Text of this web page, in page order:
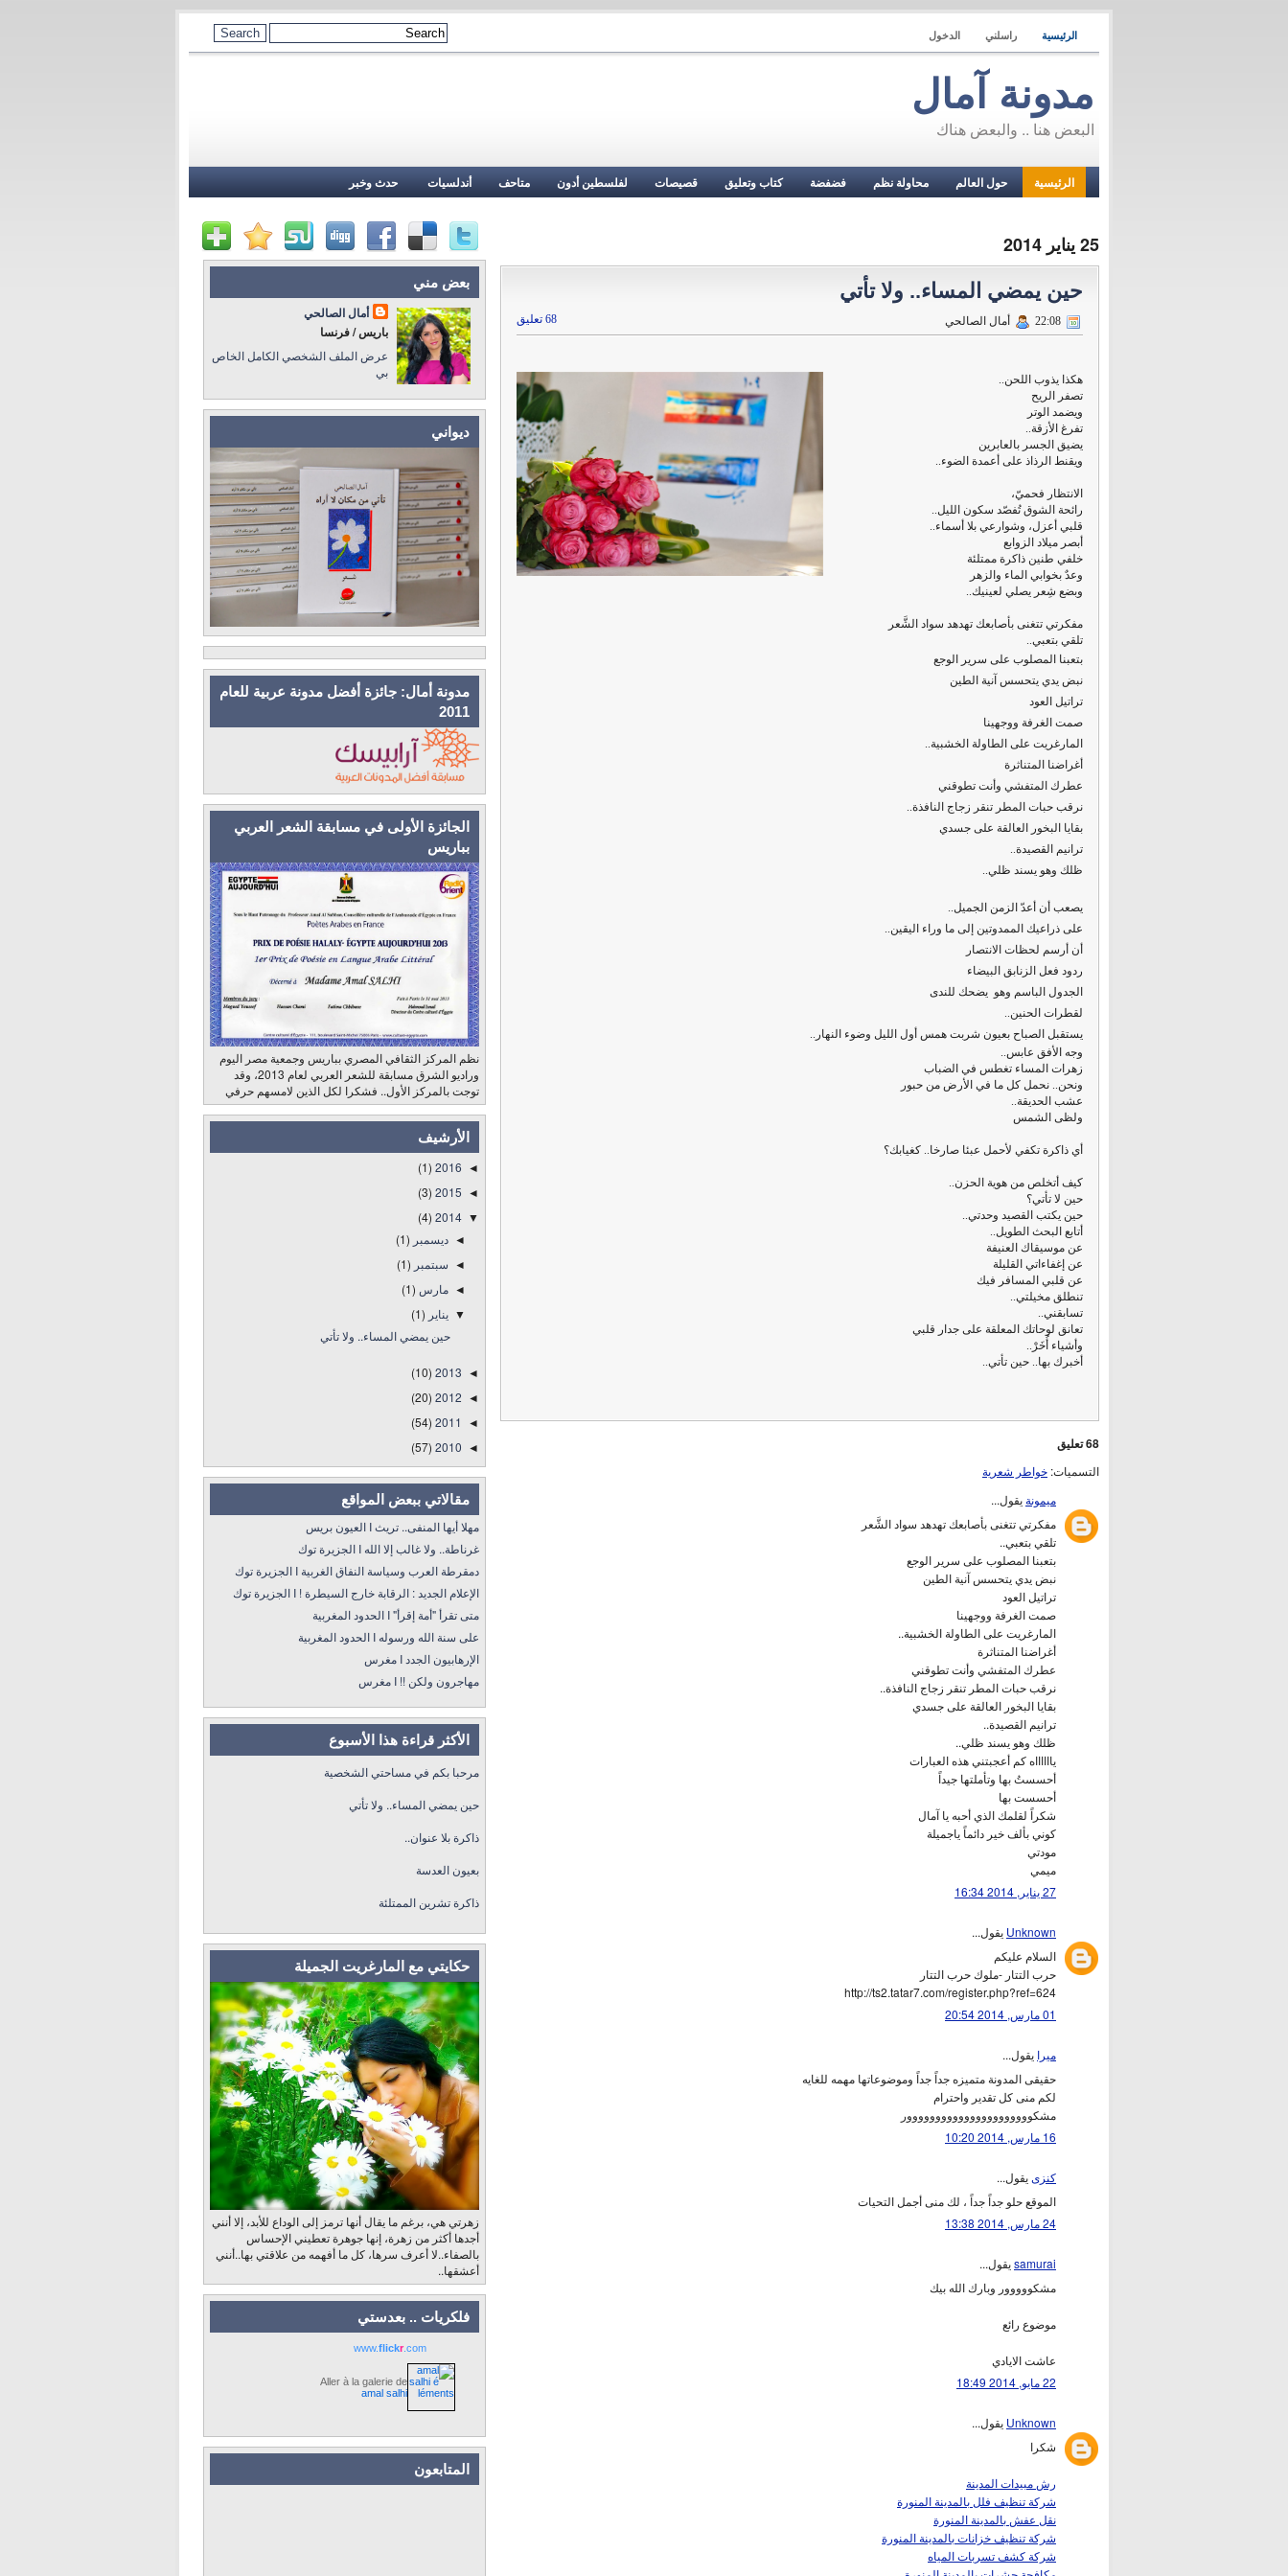
الرئيسية راسلني الدخول
مدونة آمال
البعض هنا .. والبعض هناك
الرئيسية حول العالم محاولة نظم فضفضة كتاب وتعليق قصيصات لفلسطين أدون متاحف أندلسيات حدث وخبر
25 يناير 2014
حين يمضي المساء.. ولا تأتي
68 تعليق أمال الصالحي
هكذا يذوب اللحن..
تصفر الريح
ويضمد الوتر
تفرغ الأزقة..
يضيق الجسر بالعابرين
ويقنط الرذاذ على أعمدة الضوء..
الانتظار فحميّ،
رائحة الشوق تُفصّد سكون الليل..
قلبي أعزل، وشوارعي بلا أسماء..
أبصر ميلاد الزوابع
خلفي طنين ذاكرة ممتلئة
وعدٌ بخوابي الماء والزهر
وبضع شِعر يصلي لعينيك..
مفكرتي تتغنى بأصابعك تهدهد سواد الشَّعر
تلقي بتعبي..
بتعبنا المصلوب على سرير الوجع
نبض يدي يتحسس آنية الطين
تراتيل العود
صمت الغرفة ووجهينا
المارغريت على الطاولة الخشبية..
أغراضنا المتناثرة
عطرك المتفشي وأنت تطوقني
نرقب حبات المطر تنقر زجاج النافذة..
بقايا البخور العالقة على جسدي
ترانيم القصيدة..
ظلك وهو يسند ظلي..
يصعب أن أعدّ الزمن الجميل..
على ذراعيك الممدوتين إلى ما وراء اليقين..
أن أرسم لحظات الانتصار
ردود فعل الزنابق البيضاء
الجدول الباسم وهو يضحك للندى
لقطرات الحنين..
يستقبل الصباح بعيون شربت همس أول الليل وضوء النهار..
وجه الأفق عابس..
زهرات المساء تغطس في الضباب
ونحن.. نحمل كل ما في الأرض من حبور
عشب الحديقة..
ولظى الشمس
أي ذاكرة تكفي لأحمل عبئا صارخا.. كغيابك؟
كيف أتخلص من هوية الحزن..
حين لا تأتي؟
حين يكتب القصيد وحدتي..
أتابع البحث الطويل..
عن موسيقاك العنيفة
عن إغفاءاتي القليلة
عن قلبي المسافر فيك
تنطلق مخيلتي..
تسابقني..
تعانق لوحاتك المعلقة على جدار قلبي
وأشياء أُخَرْ..
أخبرك بها.. حين تأتي..
68 تعليق
التسميات: خواطر شعرية
ميمونةيقول...
مفكرتي تتغنى بأصابعك تهدهد سواد الشَّعر
تلقي بتعبي..
بتعبنا المصلوب على سرير الوجع
نبض يدي يتحسس آنية الطين
تراتيل العود
صمت الغرفة ووجهينا
المارغريت على الطاولة الخشبية..
أغراضنا المتناثرة
عطرك المتفشي وأنت تطوقني
نرقب حبات المطر تنقر زجاج النافذة..
بقايا البخور العالقة على جسدي
ترانيم القصيدة..
ظلك وهو يسند ظلي..
يااااااه كم أعجبتني هذه العبارات
أحسستُ بها وتأملتها جيداً
أحسست بها
شكراً لقلمك الذي أحبه يا آمال
كوني بألف خير دائماً ياجميلة
مودتي
ميمي
27 يناير, 2014 16:34
Unknown يقول...
السلام عليكم
حرب التتار -ملوك حرب التتار
http://ts2.tatar7.com/register.php?ref=624
01 مارس, 2014 20:54
ميرا يقول...
حقيقى المدونة متميزه جداً جداً وموضوعاتها مهمه للغايه
لكم منى كل تقدير واحترام
مشكوووووووووووووووووووووور
16 مارس, 2014 10:20
كنزىيقول...
الموقع حلو جداً جداً ، لك منى أجمل التحيات
24 مارس, 2014 13:38
samuraiيقول...
مشكووووور وبارك الله بيك
موضوع رائع
عاشت الايادي
22 مايو, 2014 18:49
Unknown يقول...
شكرا
رش مبيدات المدينة
شركة تنظيف فلل بالمدينة المنورة
نقل عفش بالمدينة المنورة
شركة تنظيف خزانات بالمدينة المنورة
شركة كشف تسربات المياه
بعض مني
أمال الصالحي
باريس / فرنسا
عرض الملف الشخصي الكامل الخاص
بي
ديواني
مدونة أمال: جائزة أفضل مدونة عربية للعام
2011
الجائزة الأولى في مسابقة الشعر العربي
بباريس
نظم المركز الثقافي المصري بباريس وجمعية مصر اليوم
وراديو الشرق مسابقة للشعر العربي لعام 2013، وقد
توجت بالمركز الأول.. فشكرا لكل الذين لامسهم حرفي
الأرشيف
◄
2016
(1)
◄
2015
(3)
▼
2014
(4)
◄ديسمبر (1)
◄ سبتمبر (1)
◄مارس (1)
▼يناير (1)
حين يمضي المساء.. ولا تأتي
◄
2013
(10)
◄
2012
(20)
◄
2011
(54)
◄
2010
(57)
مقالاتي ببعض المواقع
مهلا أيها المنفى.. تريث I العيون بريس
غرناطة.. ولا غالب إلا الله I الجزيرة توك
دمقرطة العرب وسياسة النفاق الغربية I الجزيرة توك
الإعلام الجديد : الرقابة خارج السيطرة ! I الجزيرة توك
متى تقرأ "أمة إقرأ" I الحدود المغربية
على سنة الله ورسوله I الحدود المغربية
الإرهابيون الجدد I مغرس
مهاجرون ولكن !! I مغرس
الأكثر قراءة هذا الأسبوع
مرحبا بكم في مساحتي الشخصية
حين يمضي المساء.. ولا تأتي
ذاكرة بلا عنوان..
بعيون العدسة
ذاكرة تشرين الممتلئة
حكايتي مع المارغريت الجميلة
زهرتي هي، برغم ما يقال أنها ترمز إلى الوداع للأبد، إلا أنني
أجدها أكثر من زهرة، إنها جوهرة تعطيني الإحساس
بالصفاء..لا أعرف سرها، كل ما أفهمه من علاقتي بها..أنني
أعشقها..
فلكريات .. بعدستي
www.flickr .com
Aller à la galerie de
amal salhi
المتابعون